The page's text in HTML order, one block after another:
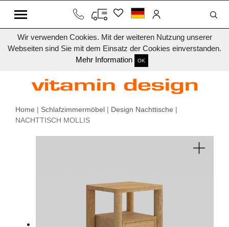
Wir verwenden Cookies. Mit der weiteren Nutzung unserer
Webseiten sind Sie mit dem Einsatz der Cookies einverstanden.
Mehr Information
OK
Home | Schlafzimmermöbel | Design Nachttische |
NACHTTISCH MOLLIS